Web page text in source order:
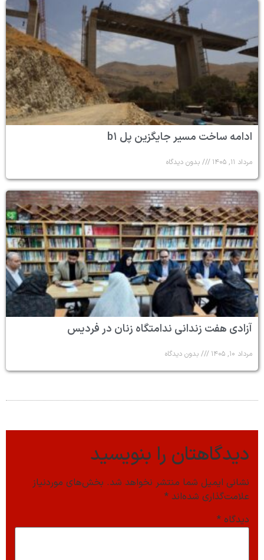
ادامه ساخت مسیر جایگزین پل b۱
مرداد ۱۱, ۱۴۰۵ بدون دیدگاه
آزادی هفت زندانی ندامتگاه زنان در فردیس
مرداد ۱۰, ۱۴۰۵ بدون دیدگاه
دیدگاهتان را بنویسید
نشانی ایمیل شما منتشر نخواهد شد. بخش‌های موردنیاز
علامت‌گذاری شده‌اند *
دیدگاه *